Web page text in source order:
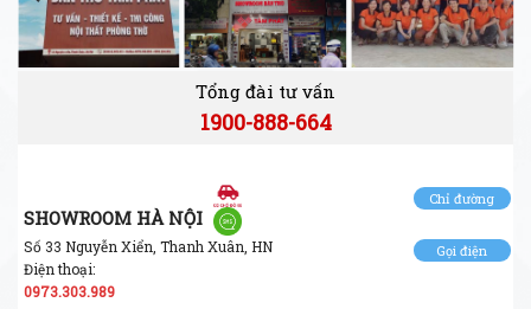
Tổng đài tư vấn
1900-888-664
SHOWROOM HÀ NỘI
Số 33 Nguyễn Xiển, Thanh Xuân, HN
Điện thoại:
0973.303.989
Chỉ đường
Gọi điện